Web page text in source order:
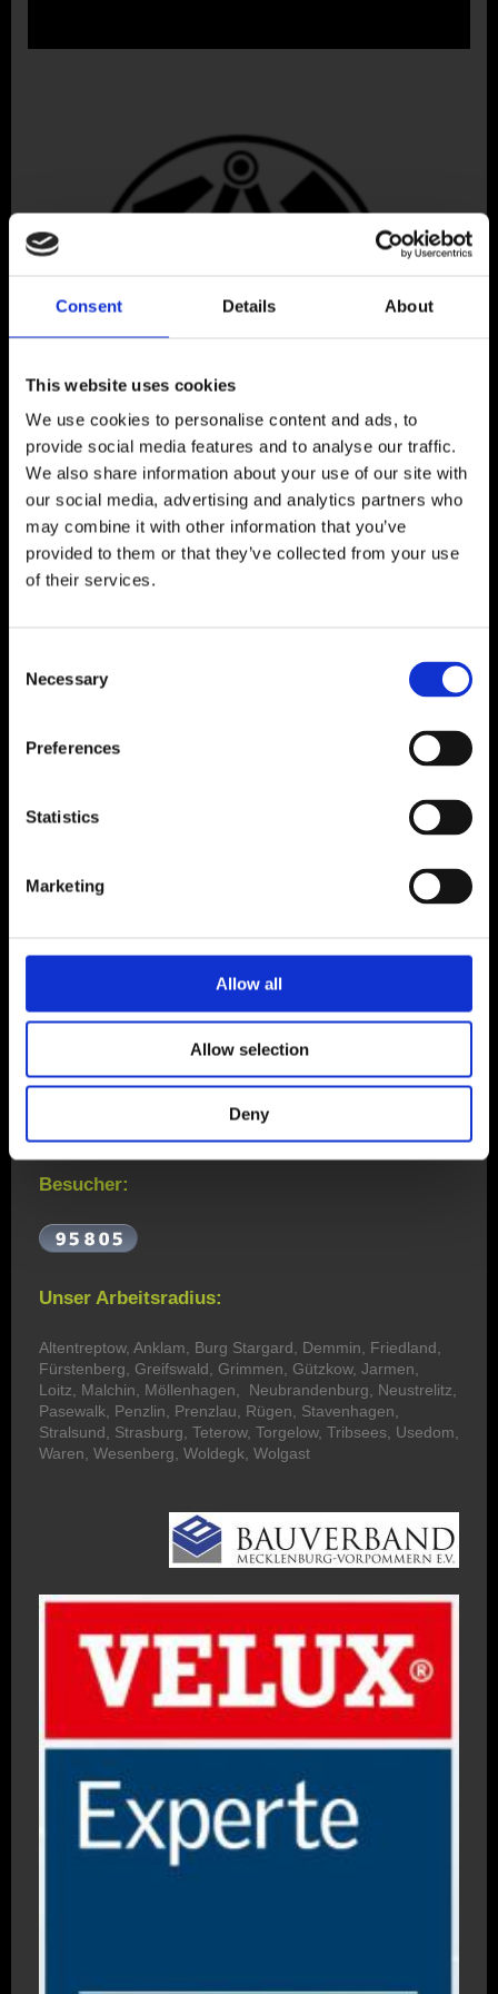
Consent Details About
This website uses cookies
We use cookies to personalise content and ads, to
provide social media features and to analyse our traffic.
We also share information about your use of our site with
our social media, advertising and analytics partners who
may combine it with other information that you’ve
provided to them or that they’ve collected from your use
of their services.
Selection
Necessary
Preferences
Statistics
Marketing
Allow all
Allow selection
Deny
Hier finden Sie uns:
Schloßstr. 10
17039 Woggersin
Unsere Facebookseite
Unser Arbeitsbereich:
-Dachdecker
-Gebäudeabdichtungungen
Besucher:
Unser Arbeitsradius:
Altentreptow, Anklam, Burg Stargard, Demmin, Friedland,
Fürstenberg, Greifswald, Grimmen, Gützkow, Jarmen,
Loitz, Malchin, Möllenhagen, Neubrandenburg, Neustrelitz,
Pasewalk, Penzlin, Prenzlau, Rügen, Stavenhagen,
Stralsund, Strasburg, Teterow, Torgelow, Tribsees, Usedom,
Waren, Wesenberg, Woldegk, Wolgast